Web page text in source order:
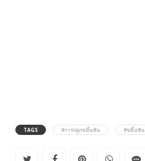
TAGS #การปลูกขมิ้นชัน #ขมิ้นชัน